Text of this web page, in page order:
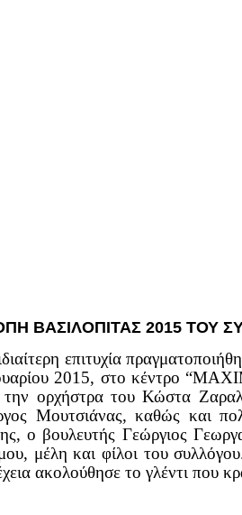
ΒΑΣΙΛΟΠΙΤΑΣ 2015 ΤΟΥ
επιτυχία
2015, στο κέντρο
ορχήστρα του Κώστα
Μουτσιάνας, καθώς και
ο βουλευτής Γεώργιος
μέλη και φίλοι του
ακολούθησε το γλέντι που